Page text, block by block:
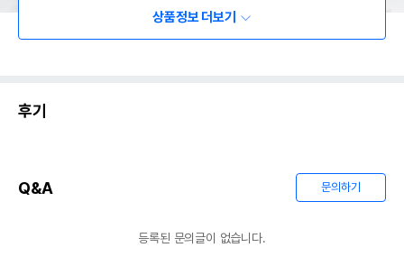
상품정보 더보기
후기
Q&A 문의하기
등록된 문의글이 없습니다.